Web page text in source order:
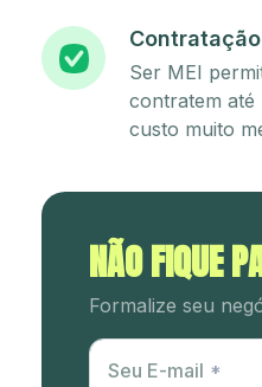
Ser MEI
contratem
custo muito
NÃO FIQUE
Formalize seu
Utm Content
Seu E-mail